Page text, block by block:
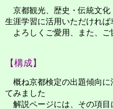
京都観光、歴史・伝統文化
生涯学習に活用いただければ
よろしくご愛用、また、ご
【構成】
概ね京都検定の出題傾向に
てみました
解説ページには、その項目